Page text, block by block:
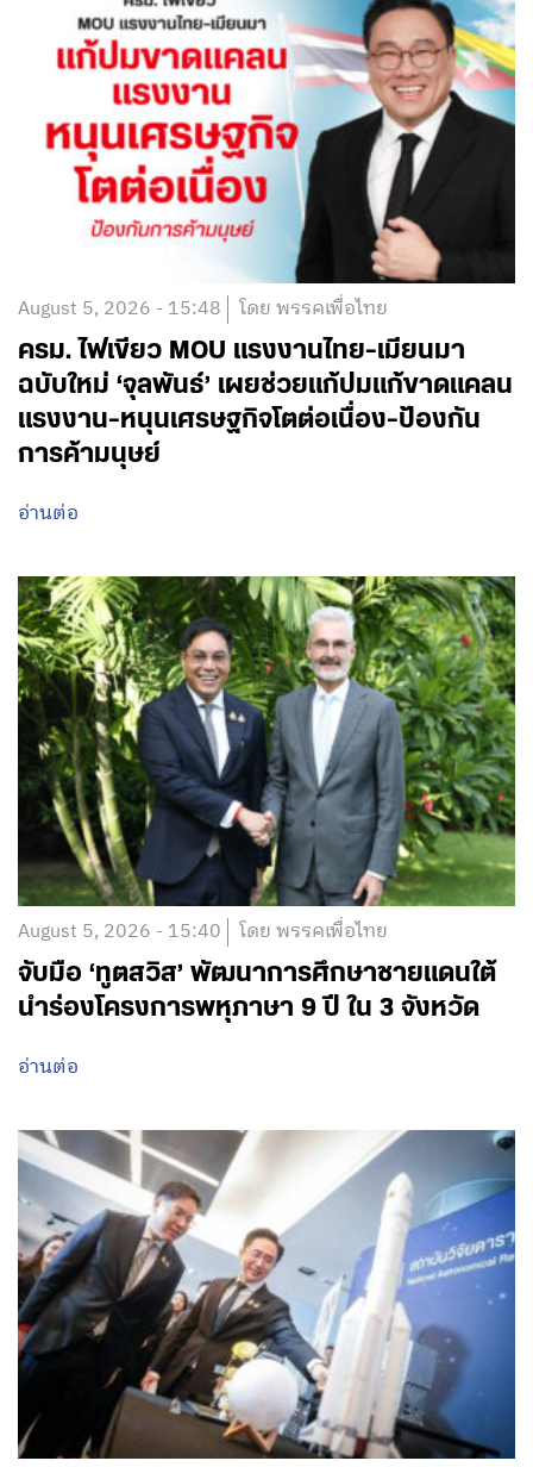
August 5, 2026 - 15:48 โดย พรรคเพื่อไทย
ครม. ไฟเขียว MOU แรงงานไทย-เมียนมา
ฉบับใหม่ ‘จุลพันธ์’ เผยช่วยแก้ปมแก้ขาดแคลน
แรงงาน-หนุนเศรษฐกิจโตต่อเนื่อง-ป้องกัน
การค้ามนุษย์
อ่านต่อ
August 5, 2026 - 15:40 โดย พรรคเพื่อไทย
จับมือ ‘ทูตสวิส’ พัฒนาการศึกษาชายแดนใต้
นำร่องโครงการพหุภาษา 9 ปี ใน 3 จังหวัด
อ่านต่อ